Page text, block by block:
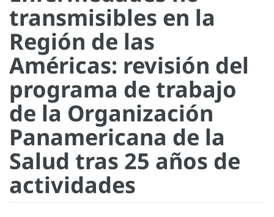
transmisibles en la
Región de las
Américas: revisión del
programa de trabajo
de la Organización
Panamericana de la
Salud tras 25 años de
actividades